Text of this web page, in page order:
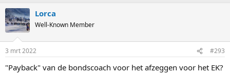
Lorca
Well-Known Member
3 mrt 2022 #293
"Payback" van de bondscoach voor het afzeggen voor het EK?